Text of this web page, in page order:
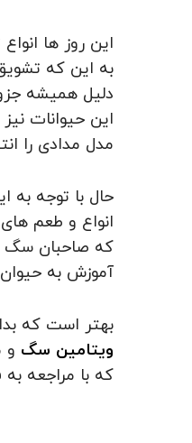
این روز ها
به این که
دلیل همیشه
این حیوانات
مدل مدادی را
حال با توجه به
انواع و طعم
که صاحبان سگ
آموزش به
بهتر است که
ویتامین‌ سگ و
که با مراجعه